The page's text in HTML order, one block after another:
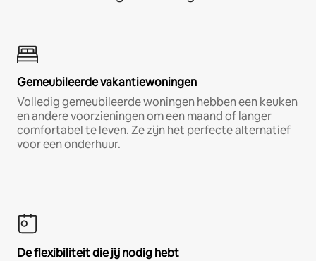
Gemeubileerde vakantiewoningen
Volledig gemeubileerde woningen hebben een keuken
en andere voorzieningen om een maand of langer
comfortabel te leven. Ze zijn het perfecte alternatief
voor een onderhuur.
De flexibiliteit die jij nodig hebt